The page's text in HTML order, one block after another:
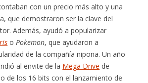
con un precio más alto y una
que demostraron ser la clave del
Además, ayudó a popularizar
o Pokemon, que ayudaron a
de la compañía nipona. Un año
al envite de la Mega Drive de
de los 16 bits con el lanzamiento de